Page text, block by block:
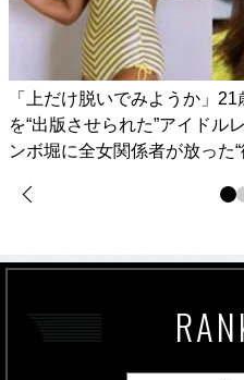
「上だけ脱いでみようか」
を“出版させられた”アイドル
ンボ堀に全女関係者が放った